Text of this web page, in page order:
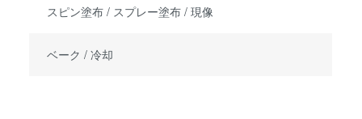
スピン塗布 / スプレー塗布 / 現像
ベーク / 冷却